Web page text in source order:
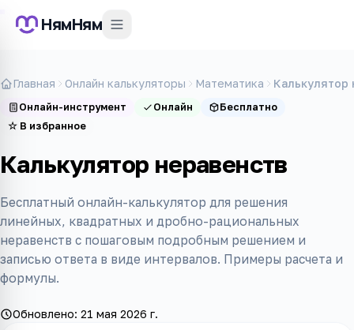
НямНям
Главная Онлайн калькуляторы Математика Калькулятор
Онлайн-инструмент Онлайн
Бесплатно
☆ В избранное
Калькулятор неравенств
Бесплатный онлайн-калькулятор для решения
линейных, квадратных и дробно-рациональных
неравенств с пошаговым подробным решением и
записью ответа в виде интервалов. Примеры расчета и
формулы.
Обновлено: 21 мая 2026 г.